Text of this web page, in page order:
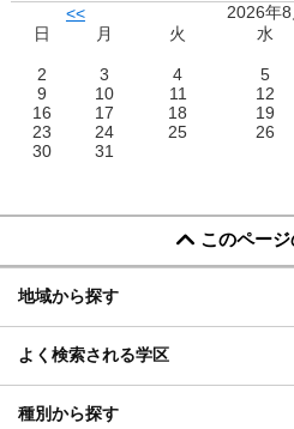
<<
2026年8
日
月 火 水
2
3 4 5
9
10 11 12
16
17 18 19
23
24 25 26
30
31
このペー
地域から探す
よく検索される学区
種別から探す